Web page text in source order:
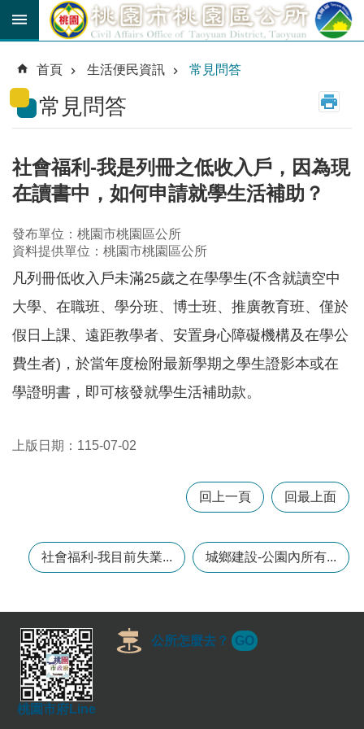
跳到主要內容區塊
育
貼
公
路
線
民
卡
進
階
搜
尋
介
便
民
資
訊
機
關
首頁 生活便民資訊 常見問答
常見問答
社會福利-我是列冊之低收入戶，因為現
在讀書中，如何申請就學生活補助？
發布單位：桃園市桃園區公所
資料提供單位：桃園市桃園區公所
凡列冊低收入戶未滿25歲之在學學生(不含就讀空中
大學、在職班、學分班、博士班、推廣教育班、僅於
假日上課、遠距教學者、安置身心障礙機構及在學公
費生者)，於當年度檢附最新學期之學生證影本或在
學證明書，即可核發就學生活補助款。
上版日期：115-07-02
回上一頁 回最上面
社會福利-我目前失業... 城鄉建設-公園內所有...
桃園市府Line
公所怎麼去？ GO